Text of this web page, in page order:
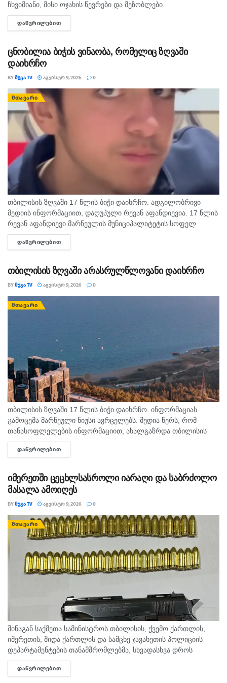
ჩხვიმიანი, მისი ოჯახის წევრები და მეზობლები.
გამომძიებლებმა დაათვალიერეს ის სახლებიც, სადაც,
სავარაუდოდ, დანაშაული ხდებოდა. ნატა ვიბლიანის მიერ
ᲓᲐᲬᲕᲠᲘᲚᲔᲑᲘᲗ
ცნობილია ბიჭის ვინაობა, რომელიც ზღვაში
დაიხრჩო
BYᲛᲔᲒᲐ TV ᲐᲒᲕᲘᲡᲢᲝ 9, 2026 0
ᲛᲗᲐᲕᲐᲠᲘ
თბილისის ზღვაში 17 წლის ბიჭი დაიხრჩო. ადგილობრივი
მედიის ინფორმაციით, დაღუპული რევან აფანდიევია. 17 წლის
რევან აფანდიევი მარნეულის მუნიციპალიტეტის სოფელ
კაფანახჩის მკვიდრი იყო. თანასოფლელების ინფორმაციით,
ახალგაზრდა თბილისის ზღვაზე თანატოლებთან ერთად
ᲓᲐᲬᲕᲠᲘᲚᲔᲑᲘᲗ
თბილისის ზღვაში არასრულწლოვანი დაიხრჩო
BYᲛᲔᲒᲐ TV ᲐᲒᲕᲘᲡᲢᲝ 9, 2026 0
ᲛᲗᲐᲕᲐᲠᲘ
თბილისის ზღვაში 17 წლის ბიჭი დაიხრჩო. ინფორმაციას
გამოცემა მარნეული ნიუსი ავრცელებს. მედია წერს, რომ
თანასოფლელების ინფორმაციით, ახალგაზრდა თბილისის
ზღვაზე თანატოლებთან ერთად საცურაოდ იმყოფებოდა. შსს
ცნობით, გამოძიება 115-ე მუხლით დაიწყო.
ᲓᲐᲬᲕᲠᲘᲚᲔᲑᲘᲗ
იმერეთში ცეცხლსასროლი იარაღი და საბრძოლო
მასალა ამოიღეს
BYᲛᲔᲒᲐ TV ᲐᲒᲕᲘᲡᲢᲝ 9, 2026 0
ᲛᲗᲐᲕᲐᲠᲘ
შინაგან საქმეთა სამინისტროს თბილისის, ქვემო ქართლის,
იმერეთის, შიდა ქართლის და სამცხე ჯავახეთის პოლიციის
დეპარტამენტების თანამშრომლებმა, სხვადასხვა დროს
ჩატარებული საპოლიციო პრევენციული ღონისძიებების
შედეგად, ცეცხლსასროლი იარაღისა და საბრძოლო მასალის
ᲓᲐᲬᲕᲠᲘᲚᲔᲑᲘᲗ